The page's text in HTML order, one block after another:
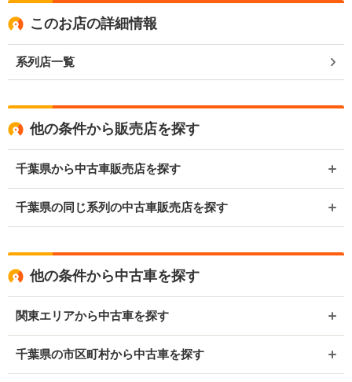
このお店の詳細情報
系列店一覧
他の条件から販売店を探す
千葉県から中古車販売店を探す
千葉県の同じ系列の中古車販売店を探す
他の条件から中古車を探す
関東エリアから中古車を探す
千葉県の市区町村から中古車を探す